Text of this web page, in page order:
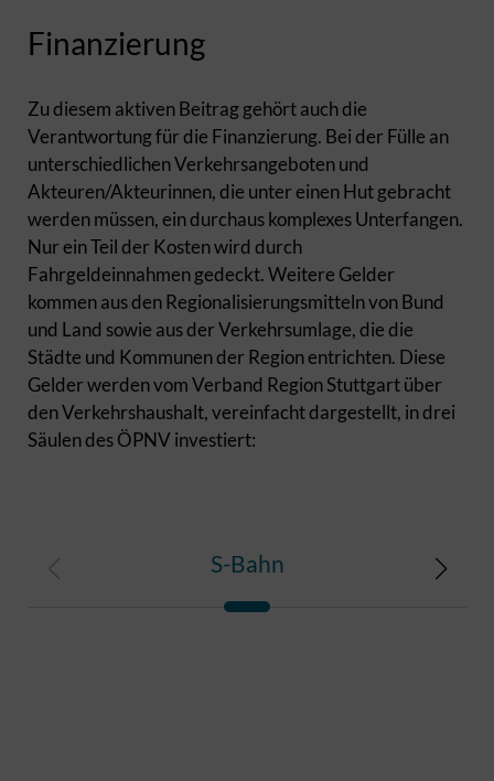
Finanzierung
Zu diesem aktiven Beitrag gehört auch die
Verantwortung für die Finanzierung. Bei der Fülle an
unterschiedlichen Verkehrsangeboten und
Akteuren/Akteurinnen, die unter einen Hut gebracht
werden müssen, ein durchaus komplexes Unterfangen.
Nur ein Teil der Kosten wird durch
Fahrgeldeinnahmen gedeckt. Weitere Gelder
kommen aus den Regionalisierungsmitteln von Bund
und Land sowie aus der Verkehrsumlage, die die
Städte und Kommunen der Region entrichten. Diese
Gelder werden vom Verband Region Stuttgart über
den Verkehrshaushalt, vereinfacht dargestellt, in drei
Säulen des ÖPNV investiert:
S-Bahn